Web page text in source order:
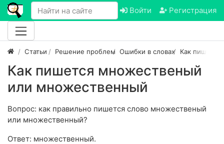
Войти Регистрация
Статьи Решение проблем Ошибки в словах Как пишется
Как пишется множественый
или множественный
Вопрос: как правильно пишется слово множественый
или множественный?
Ответ: множественный.